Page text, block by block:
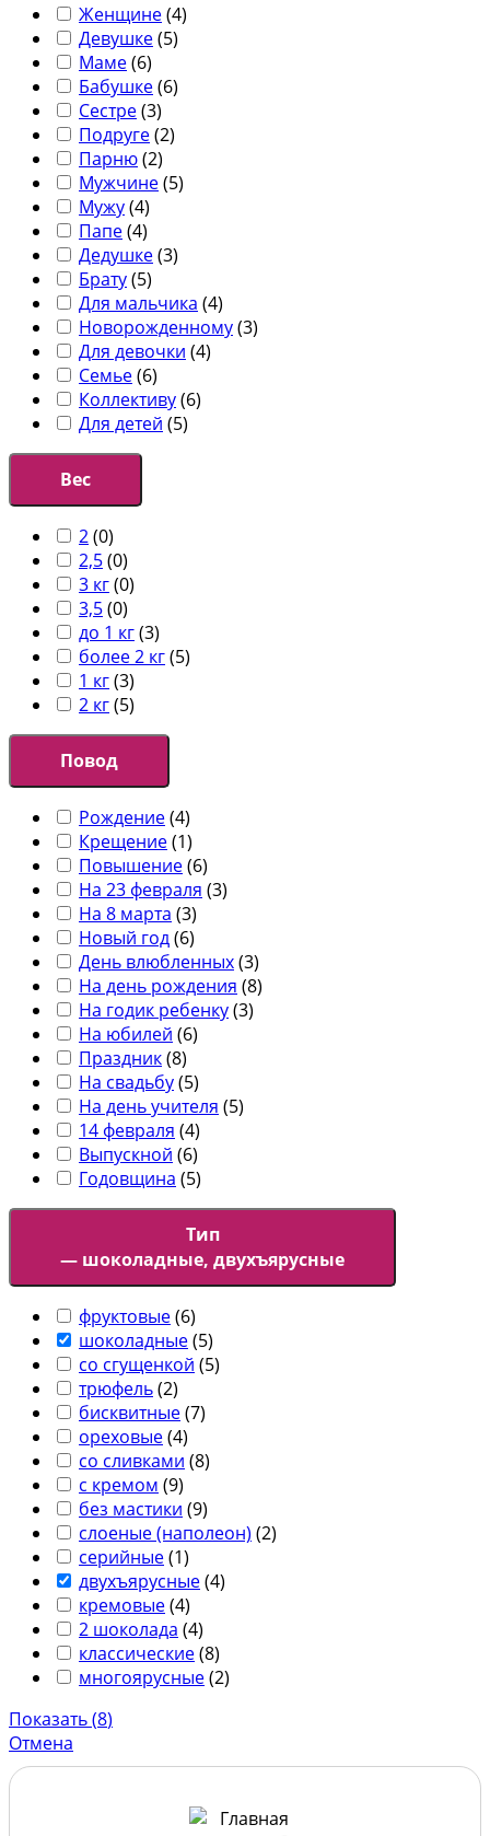
Женщине(4)
Девушке(5)
Маме(6)
Бабушке(6)
Сестре(3)
Подруге(2)
Парню(2)
Мужчине(5)
Мужу(4)
Папе(4)
Дедушке(3)
Брату(5)
Для мальчика (4)
Новорожденному(3)
Для девочки (4)
Семье(6)
Коллективу(6)
Для детей (5)
Вес
2(0)
2,5(0)
3 кг(0)
3,5(0)
до 1 кг(3)
более 2 кг(5)
1 кг(3)
2 кг(5)
Повод
Рождение(4)
Крещение(1)
Повышение(6)
На 23 февраля (3)
На 8 марта (3)
Новый год(6)
День влюбленных(3)
На день рождения (8)
На годик ребенку(3)
На юбилей (6)
Праздник(8)
На свадьбу(5)
На день учителя (5)
14 февраля (4)
Выпускной (6)
Годовщина (5)
Тип
— шоколадные, двухъярусные
фруктовые(6)
шоколадные(5)
со сгущенкой (5)
трюфель(2)
бисквитные(7)
ореховые(4)
со сливками (8)
с кремом (9)
без мастики (9)
слоеные (наполеон) (2)
серийные(1)
двухъярусные(4)
кремовые(4)
2 шоколада (4)
классические(8)
многоярусные(2)
Показать(8)
Отмена